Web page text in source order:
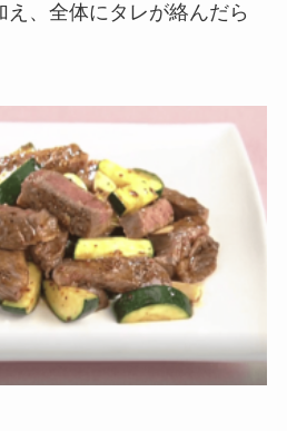
え、全体にタレが絡んだら